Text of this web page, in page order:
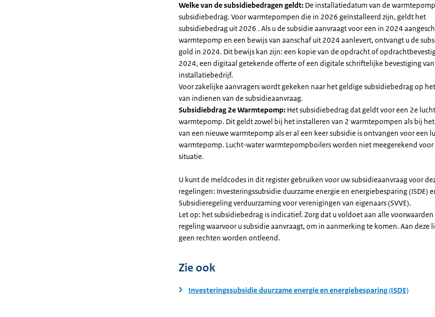
Welke van de subsidiebedragen geldt: De installatiedatum van de
subsidiebedrag. Voor warmtepompen die in 2026 geïnstalleerd zijn, geldt het
subsidiebedrag uit 2026 . Als u de subsidie aanvraagt voor een in 2024
warmtepomp en een bewijs van aanschaf uit 2024 aanlevert, ontvangt u de
gold in 2024. Dit bewijs kan zijn: een kopie van de opdracht of
2024, een digitaal getekende offerte of een digitale schriftelijke bevestiging
installatiebedrijf.
Voor zakelijke aanvragers wordt gekeken naar het geldige subsidiebedrag op
van indienen van de subsidieaanvraag.
Subsidiebdrag 2e Warmtepomp: Het subsidiebedrag dat geldt voor een 2e
warmtepomp. Dit geldt zowel bij het installeren van 2 warmtepompen als bij
van een nieuwe warmtepomp als er al een keer subsidie is ontvangen voor een
warmtepomp. Lucht-water warmtepompboilers worden niet meegerekend voor
situatie.
U kunt de meldcodes in dit register gebruiken voor uw subsidieaanvraag voor
regelingen: Investeringssubsidie duurzame energie en energiebesparing (ISDE)
Subsidieregeling verduurzaming voor verenigingen van eigenaars (SVVE).
Let op: het subsidiebedrag is indicatief. Zorg dat u voldoet aan alle voorwaarden
regeling waarvoor u subsidie aanvraagt, om in aanmerking te komen. Aan deze
geen rechten worden ontleend.
Zie ook
Investeringssubsidie duurzame energie en energiebesparing (ISDE)